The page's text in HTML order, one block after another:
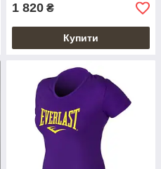
1 820 ₴
Купити